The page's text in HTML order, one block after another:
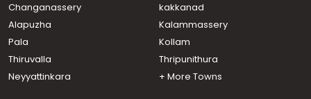
Residential House Villa for Sale in Alleppey, Mavelikara,
Mavelikkara
Residential House Villa for Sale in Alleppey, Mavelikara,
Mavelikkara
Residential House Villa for Sale in Alleppey, Mavelikara,
Changanassery
kakkanad
Alapuzha
Kalammassery
Pala
Kollam
Thiruvalla
Thripunithura
Neyyattinkara
+ More Towns